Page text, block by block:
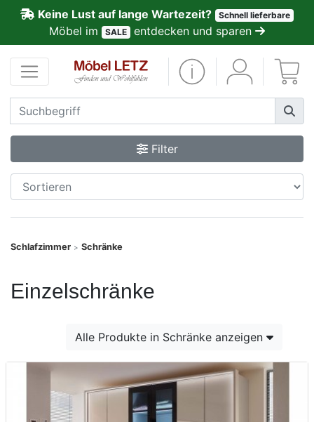
Keine Lust auf lange Wartezeit? Schnell lieferbare
Möbel im SALE entdecken und sparen
Filter
Schlafzimmer > Schränke
Einzelschränke
Alle Produkte in Schränke anzeigen
Kundenmeinungen
Anmelden
PREMIUM
Schnell
lieferbar
SALE
Möbel-
Finanzierung
Markenwelt